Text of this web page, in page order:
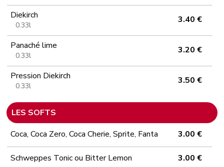
Diekirch
0.33l
3.40 €
Panaché lime
0.33l
3.20 €
Pression Diekirch
0.33l
3.50 €
LES SOFTS
Coca, Coca Zero, Coca Cherie, Sprite, Fanta
3.00 €
Schweppes Tonic ou Bitter Lemon 3.00 €